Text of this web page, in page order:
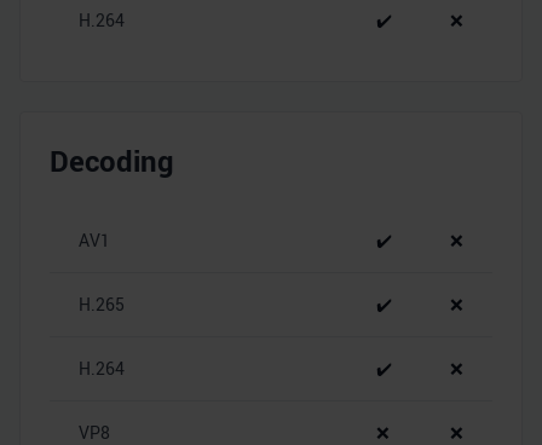
H.264 ✔️ ❌
Decoding
AV1 ✔️ ❌
H.265 ✔️ ❌
H.264 ✔️ ❌
VP8 ❌ ❌